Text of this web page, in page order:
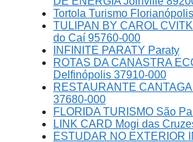
Tortola Turismo
TULIPAN BY CAROL
do Caí 95760-000
INFINITE PARATY Paraty
ROTAS DA CANASTRA
Delfinópolis 37910-000
RESTAURANTE
37680-000
FLORIDA TURISMO São
LINK CARD Mogi das
ESTUDAR NO EXTERIOR